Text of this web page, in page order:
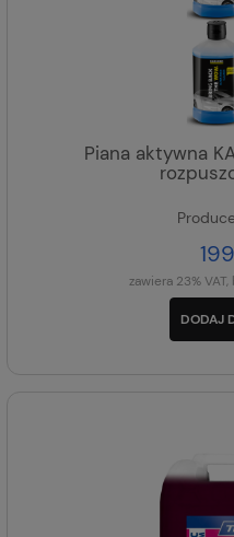
Piana aktywna
zawiera 23%
DODAJ